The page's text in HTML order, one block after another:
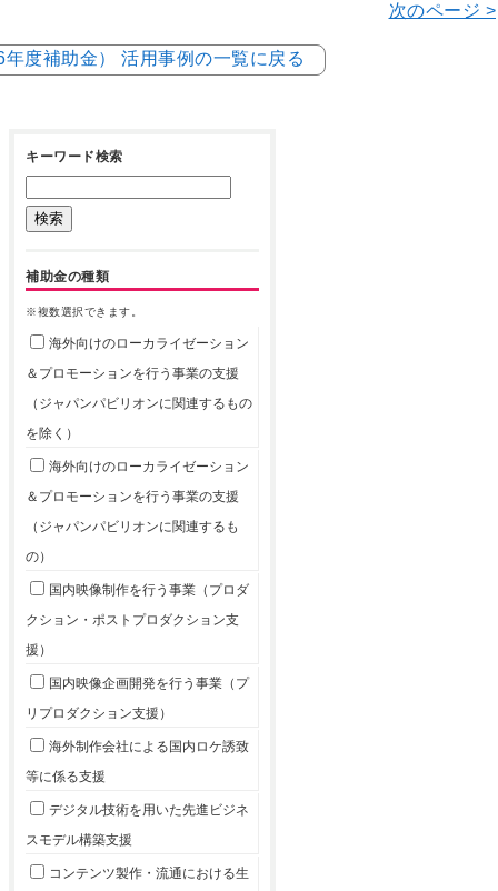
次のページ >
度補助金） 活用事例の一覧に戻る
キーワード検索
補助金の種類
※複数選択できます。
海外向けのローカライゼーション
＆プロモーションを行う事業の支援
（ジャパンパビリオンに関連するもの
を除く）
海外向けのローカライゼーション
＆プロモーションを行う事業の支援
（ジャパンパビリオンに関連するも
の）
国内映像制作を行う事業（プロダ
クション・ポストプロダクション支
援）
国内映像企画開発を行う事業（プ
リプロダクション支援）
海外制作会社による国内ロケ誘致
等に係る支援
デジタル技術を用いた先進ビジネ
スモデル構築支援
コンテンツ製作・流通における生